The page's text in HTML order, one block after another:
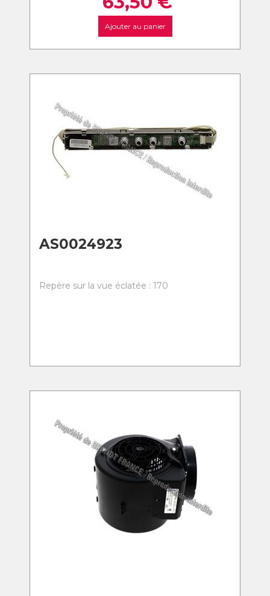
Ajouter au panier
AS0024923
Repère sur la vue éclatée : 170